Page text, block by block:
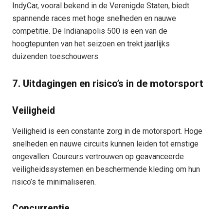
IndyCar, vooral bekend in de Verenigde Staten, biedt
spannende races met hoge snelheden en nauwe
competitie. De Indianapolis 500 is een van de
hoogtepunten van het seizoen en trekt jaarlijks
duizenden toeschouwers.
7. Uitdagingen en risico’s in de motorsport
Veiligheid
Veiligheid is een constante zorg in de motorsport. Hoge
snelheden en nauwe circuits kunnen leiden tot ernstige
ongevallen. Coureurs vertrouwen op geavanceerde
veiligheidssystemen en beschermende kleding om hun
risico’s te minimaliseren.